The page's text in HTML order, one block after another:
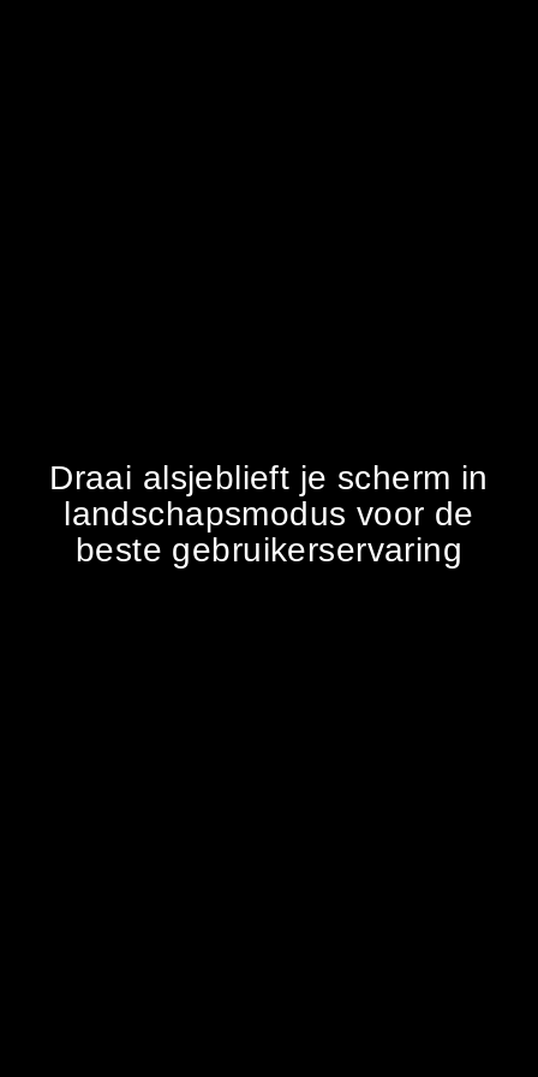
Draai alsjeblieft je scherm in
landschapsmodus voor de
beste gebruikerservaring